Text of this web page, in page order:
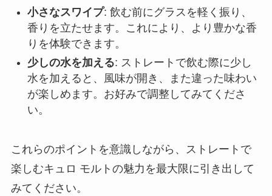
小さなスワイプ: 飲む前にグラスを軽く振り、
香りを立たせます。これにより、より豊かな香
りを体験できます。
少しの水を加える: ストレートで飲む際に少し
水を加えると、風味が開き、また違った味わい
が楽しめます。お好みで調整してみてくださ
い。
これらのポイントを意識しながら、ストレートで
楽しむキュロ モルトの魅力を最大限に引き出して
みてください。